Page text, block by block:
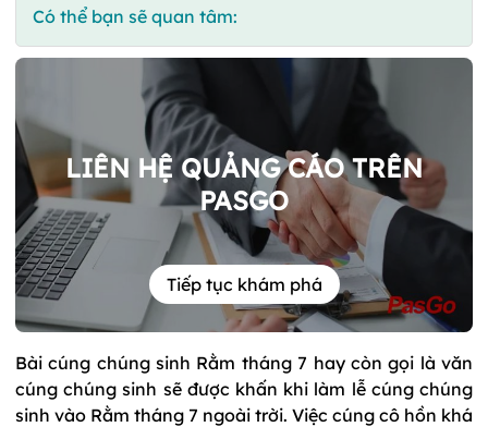
Có thể bạn sẽ quan tâm:
LIÊN HỆ QUẢNG CÁO TRÊN
PASGO
Tiếp tục khám phá
Bài cúng chúng sinh Rằm tháng 7 hay còn gọi là văn
cúng chúng sinh sẽ được khấn khi làm lễ cúng chúng
sinh vào Rằm tháng 7 ngoài trời. Việc cúng cô hồn khá